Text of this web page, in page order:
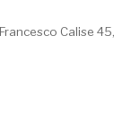
Calise 45,